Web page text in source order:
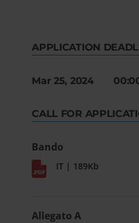
APPLICATION
Mar 25, 2024
CALL FOR
Bando
IT | 189Kb
Allegato A